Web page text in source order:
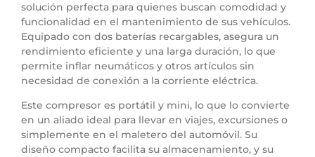
solución perfecta para quienes buscan comodidad y
funcionalidad en el mantenimiento de sus vehículos.
Equipado con dos baterías recargables, asegura un
rendimiento eficiente y una larga duración, lo que
permite inflar neumáticos y otros artículos sin
necesidad de conexión a la corriente eléctrica.
Este compresor es portátil y mini, lo que lo convierte
en un aliado ideal para llevar en viajes, excursiones o
simplemente en el maletero del automóvil. Su
diseño compacto facilita su almacenamiento, y su